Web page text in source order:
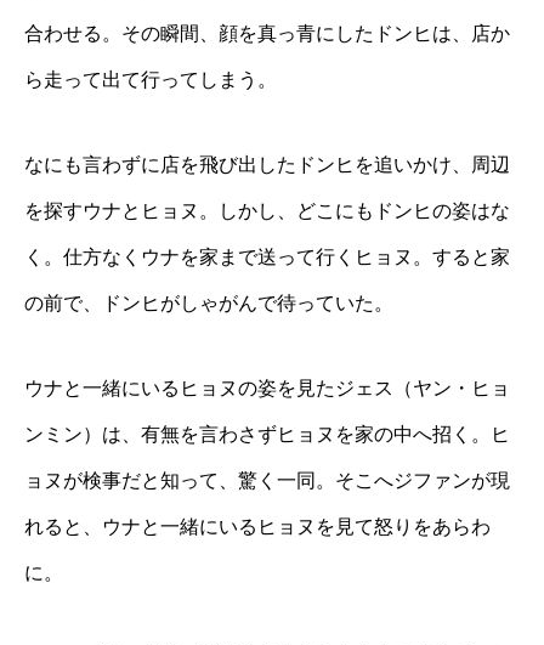
合わせる。その瞬間、顔を真っ青にしたドンヒは、店か
ら走って出て行ってしまう。
なにも言わずに店を飛び出したドンヒを追いかけ、周辺
を探すウナとヒョヌ。しかし、どこにもドンヒの姿はな
く。仕方なくウナを家まで送って行くヒョヌ。すると家
の前で、ドンヒがしゃがんで待っていた。
ウナと一緒にいるヒョヌの姿を見たジェス（ヤン・ヒョ
ンミン）は、有無を言わさずヒョヌを家の中へ招く。ヒ
ョヌが検事だと知って、驚く一同。そこへジファンが現
れると、ウナと一緒にいるヒョヌを見て怒りをあらわ
に。